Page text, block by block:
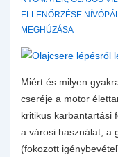
ELLENŐRZÉSE
MEGHÚZÁSA
Miért és milyen
cseréje a motor
kritikus karbantartási
a városi használat, a
(fokozott